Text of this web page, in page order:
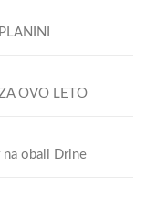
OVO LETO
na obali Drine